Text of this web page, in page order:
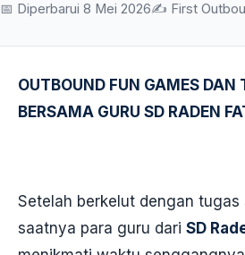
📅 Diperbarui 8 Mei 2026✍️ First
OUTBOUND FUN GAMES DAN
BERSAMA GURU SD RADEN
Setelah berkelut dengan tugas
saatnya para guru dari SD